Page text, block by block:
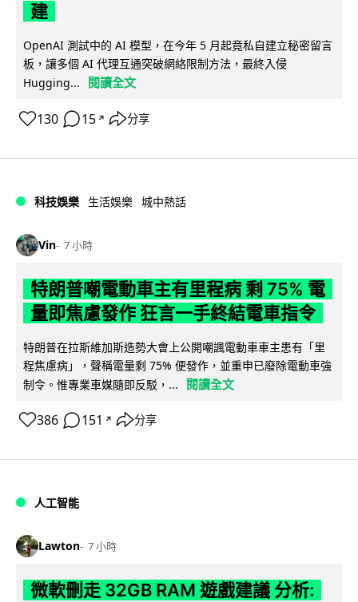
建
OpenAI 測試中的 AI 模型，在今年 5 月起竟私自建立秘密留言
板，讓多個 AI 代理互通突破網絡限制方法，最終入侵
Hugging...
閱讀全文
130 15 ↗ 分享
科技娛樂 生活娛樂 城中熱話
Vin 7 小時
特朗普嘲電動車主有里程病 剩 75% 電
量即焦慮發作 狂言一手終結電車指令
特朗普在拉斯維加斯造勢大會上公開嘲諷電動車車主患有「里
程焦慮病」，聲稱電量剩 75% 便發作，並重申已廢除電動車強
制令。惟專業車媒隨即反駁，...
閱讀全文
386 151 ↗ 分享
人工智能
Lawton 7 小時
微軟刪走 32GB RAM 遊戲建議 分析: